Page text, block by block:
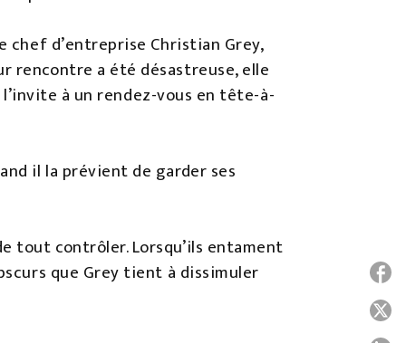
d’entreprise Christian Grey,
rencontre a été désastreuse, elle
à un rendez-vous en tête-à-
il la prévient de garder ses
tout contrôler. Lorsqu’ils entament
que Grey tient à dissimuler